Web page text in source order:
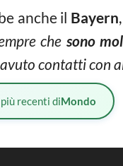
anche il Bayern
che sono
contatti con
recenti diMondo